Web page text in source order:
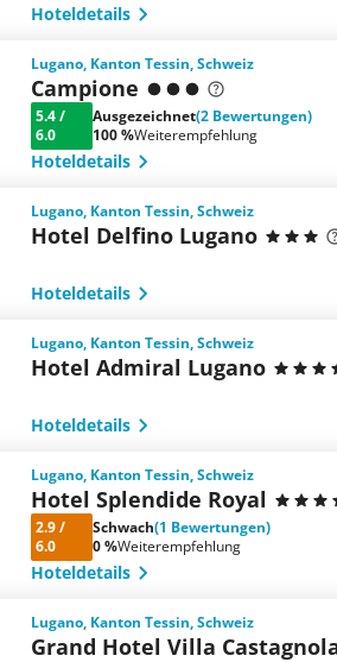
Hoteldetails
Lugano, Kanton Tessin, Schweiz
Campione
5.4/
6.0
Ausgezeichnet(2 Bewertungen)
100 %Weiterempfehlung
Hoteldetails
Lugano, Kanton Tessin, Schweiz
Hotel Delfino Lugano
Hoteldetails
Lugano, Kanton Tessin, Schweiz
Hotel Admiral Lugano
Hoteldetails
Lugano, Kanton Tessin, Schweiz
Hotel Splendide Royal
2.9/
6.0
Schwach(1 Bewertungen)
0 %Weiterempfehlung
Hoteldetails
Lugano, Kanton Tessin, Schweiz
Grand Hotel Villa